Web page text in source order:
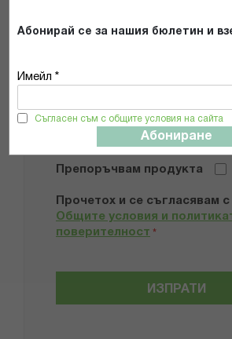
Абонирай се за нашия бюлетин и
Имейл *
Съгласен съм с общите условия на сайта
Абониране
Добави снимки
Препоръчвам продукта
Прочетох и се съгласявам с
Общите условия и
поверителност *
ИЗПРАТИ